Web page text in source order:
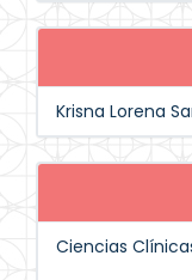
Krisna Lorena
Ciencias